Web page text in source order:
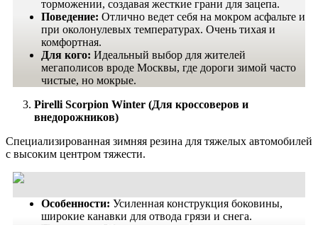
торможении, создавая жесткие грани для зацепа.
Поведение: Отлично ведет себя на мокром асфальте и
при околонулевых температурах. Очень тихая и
комфортная.
Для кого: Идеальный выбор для жителей
мегаполисов вроде Москвы, где дороги зимой часто
чистые, но мокрые.
Pirelli Scorpion Winter (Для кроссоверов и
внедорожников)
Специализированная зимняя резина для тяжелых автомобилей
с высоким центром тяжести.
Особенности: Усиленная конструкция боковины,
широкие канавки для отвода грязи и снега.